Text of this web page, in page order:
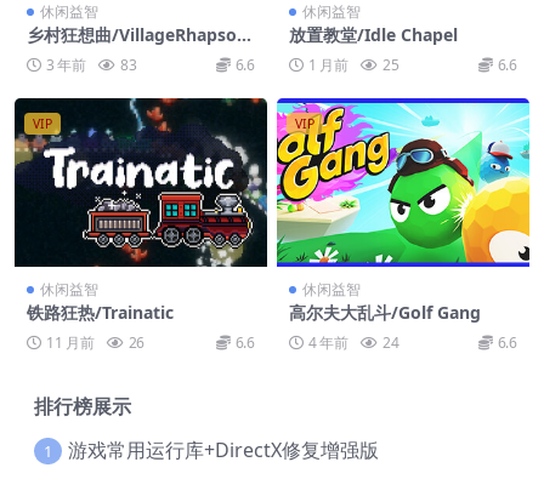
休闲益智
乡村狂想曲/VillageRhapsod
y 3 年前 83 6.6
休闲益智
放置教堂/Idle Chapel
1 月前 25 6.6
VIP
休闲益智
铁路狂热/Trainatic
11 月前 26 6.6
VIP
休闲益智
高尔夫大乱斗/Golf Gang
4 年前 24 6.6
排行榜展示
1 游戏常用运行库+DirectX修复增强版